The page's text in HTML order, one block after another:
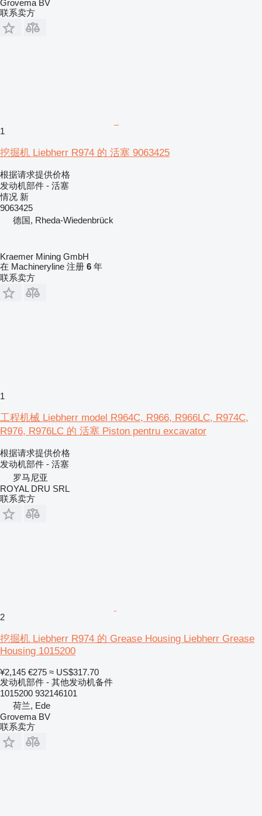
Grovema BV
联系卖方
1
挖掘机 Liebherr R974 的 活塞 9063425
根据请求提供价格
发动机部件 - 活塞
情况 新
9063425
德国, Rheda-Wiedenbrück
Kraemer Mining GmbH
在 Machineryline 注册 6 年
联系卖方
1
工程机械 Liebherr model R964C, R966, R966LC, R974C,
R976, R976LC 的 活塞 Piston pentru excavator
根据请求提供价格
发动机部件 - 活塞
罗马尼亚
ROYAL DRU SRL
联系卖方
2
挖掘机 Liebherr R974 的 Grease Housing Liebherr Grease
Housing 1015200
¥2,145 €275 ≈ US$317.70
发动机部件 - 其他发动机备件
1015200 932146101
荷兰, Ede
Grovema BV
联系卖方